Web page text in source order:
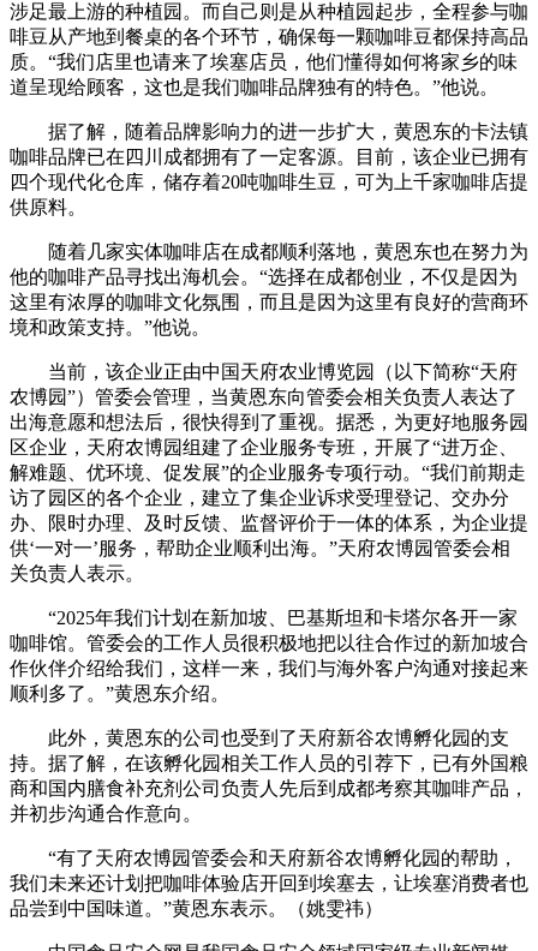
涉足最上游的种植园。而自己则是从种植园起步，全程参与咖
啡豆从产地到餐桌的各个环节，确保每一颗咖啡豆都保持高品
质。“我们店里也请来了埃塞店员，他们懂得如何将家乡的味
道呈现给顾客，这也是我们咖啡品牌独有的特色。”他说。
据了解，随着品牌影响力的进一步扩大，黄恩东的卡法镇
咖啡品牌已在四川成都拥有了一定客源。目前，该企业已拥有
四个现代化仓库，储存着20吨咖啡生豆，可为上千家咖啡店提
供原料。
随着几家实体咖啡店在成都顺利落地，黄恩东也在努力为
他的咖啡产品寻找出海机会。“选择在成都创业，不仅是因为
这里有浓厚的咖啡文化氛围，而且是因为这里有良好的营商环
境和政策支持。”他说。
当前，该企业正由中国天府农业博览园（以下简称“天府
农博园”）管委会管理，当黄恩东向管委会相关负责人表达了
出海意愿和想法后，很快得到了重视。据悉，为更好地服务园
区企业，天府农博园组建了企业服务专班，开展了“进万企、
解难题、优环境、促发展”的企业服务专项行动。“我们前期走
访了园区的各个企业，建立了集企业诉求受理登记、交办分
办、限时办理、及时反馈、监督评价于一体的体系，为企业提
供‘一对一’服务，帮助企业顺利出海。”天府农博园管委会相
关负责人表示。
“2025年我们计划在新加坡、巴基斯坦和卡塔尔各开一家
咖啡馆。管委会的工作人员很积极地把以往合作过的新加坡合
作伙伴介绍给我们，这样一来，我们与海外客户沟通对接起来
顺利多了。”黄恩东介绍。
此外，黄恩东的公司也受到了天府新谷农博孵化园的支
持。据了解，在该孵化园相关工作人员的引荐下，已有外国粮
商和国内膳食补充剂公司负责人先后到成都考察其咖啡产品，
并初步沟通合作意向。
“有了天府农博园管委会和天府新谷农博孵化园的帮助，
我们未来还计划把咖啡体验店开回到埃塞去，让埃塞消费者也
品尝到中国味道。”黄恩东表示。（姚雯祎）